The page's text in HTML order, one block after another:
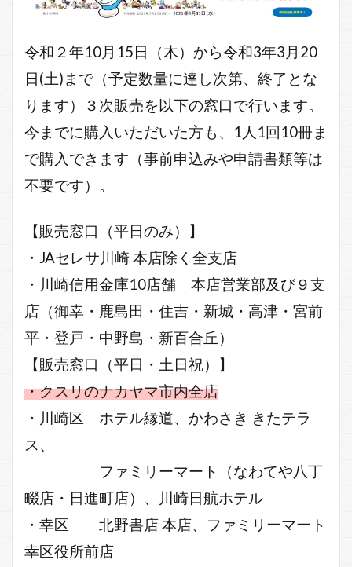
令和２年10月15日（木）から令和3年3月20
日(土)まで（予定数量に達し次第、終了とな
ります）３次販売を以下の窓口で行います。
今までに購入いただいた方も、1人1回10冊ま
で購入できます（事前申込みや申請書類等は
不要です）。
【販売窓口（平日のみ）】
・JAセレサ川崎 本店除く全支店
・川崎信用金庫10店舗 本店営業部及び９支
店（御幸・鹿島田・住吉・ 新城・高津・宮前
平・登戸・中野島・新百合丘）
【販売窓口（平日・土日祝）】
・クスリのナカヤマ市内全店
・川崎区 ホテル縁道、かわさき きたテラ
ス、
ファミリーマート（なわてや八丁
畷店・日進町店）、川崎日航ホテル
・幸区 北野書店 本店、ファミリーマート
幸区役所前店